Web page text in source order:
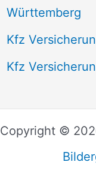
Württemberg
Kfz
Kfz
Copyright ©